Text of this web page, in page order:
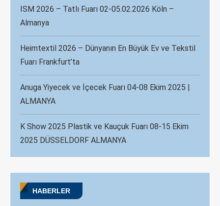
ISM 2026 – Tatlı Fuarı 02-05.02.2026 Köln –
Almanya
Heimtextil 2026 – Dünyanın En Büyük Ev ve Tekstil
Fuarı Frankfurt’ta
Anuga Yiyecek ve İçecek Fuarı 04-08 Ekim 2025 |
ALMANYA
K Show 2025 Plastik ve Kauçuk Fuarı 08-15 Ekim
2025 DÜSSELDORF ALMANYA
HABERLER